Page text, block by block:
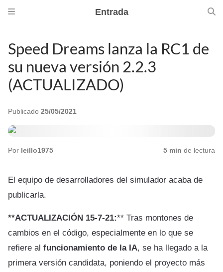
Entrada
Speed Dreams lanza la RC1 de
su nueva versión 2.2.3
(ACTUALIZADO)
Publicado 25/05/2021
Por leillo1975 5 min de lectura
El equipo de desarrolladores del simulador acaba de
publicarla.
**ACTUALIZACIÓN 15-7-21:** Tras montones de
cambios en el código, especialmente en lo que se
refiere al funcionamiento de la IA, se ha llegado a la
primera versión candidata, poniendo el proyecto más